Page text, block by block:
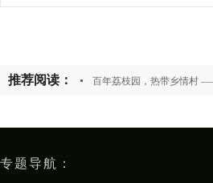
推荐阅读： 百年荔枝园，热带乡情村
专题导航：